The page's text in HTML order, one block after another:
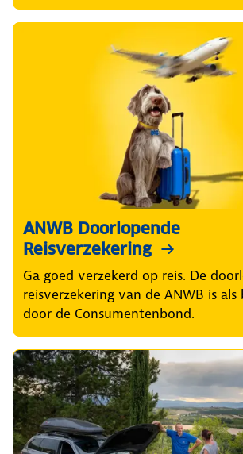
ANWB Doorlopende
Reisverzekering
Ga goed verzekerd op reis. De
reisverzekering van de ANWB is
door de Consumentenbond.